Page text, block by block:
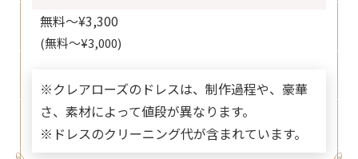
無料〜¥3,300
(無料〜¥3,000)
※クレアローズのドレスは、制作過程や、豪華
さ、素材によって値段が異なります。
※ドレスのクリーニング代が含まれています。